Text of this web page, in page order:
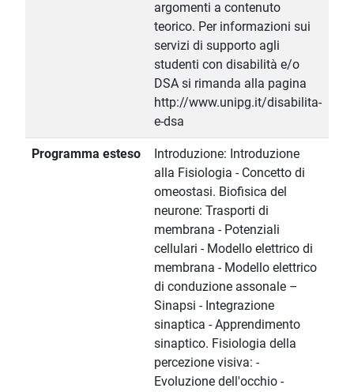
argomenti a contenuto
teorico. Per informazioni sui
servizi di supporto agli
studenti con disabilità e/o
DSA si rimanda alla pagina
http://www.unipg.it/disabilita-
e-dsa
Programma esteso
Introduzione: Introduzione
alla Fisiologia - Concetto di
omeostasi. Biofisica del
neurone: Trasporti di
membrana - Potenziali
cellulari - Modello elettrico di
membrana - Modello elettrico
di conduzione assonale –
Sinapsi - Integrazione
sinaptica - Apprendimento
sinaptico. Fisiologia della
percezione visiva: -
Evoluzione dell'occhio -